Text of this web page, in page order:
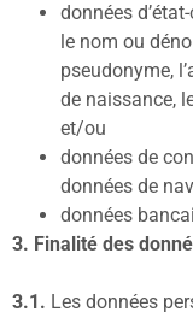
données
le nom ou
pseudonyme,
de naissance,
et/ou
données de
données de
données
3. Finalité des
3.1. Les données